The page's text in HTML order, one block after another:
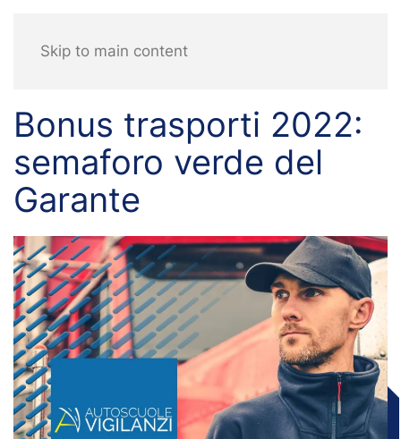
Skip to main content
Bonus trasporti 2022:
semaforo verde del
Garante